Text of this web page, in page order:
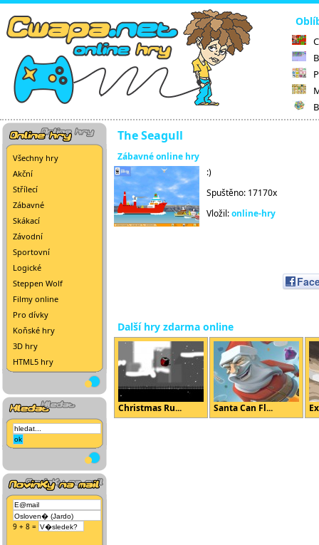
Všechny hry
Akční
Střílecí
Zábavné
Skákací
Závodní
Sportovní
Logické
Steppen Wolf
Filmy online
Pro dívky
Koňské hry
3D hry
HTML5 hry
9 + 8 =
The Seagull
Zábavné online hry
:)
Spuštěno: 17170x
Vložil:online-hry
Další hry zdarma online
Christmas Ru... Santa Can Fl...